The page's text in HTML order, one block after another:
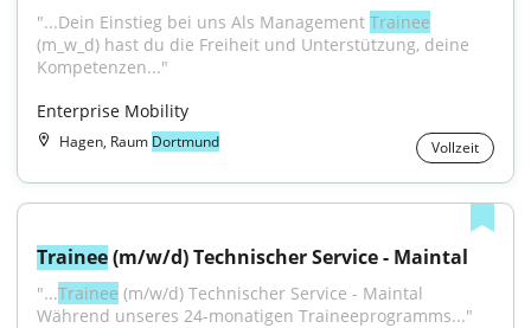
"...Dein Einstieg bei uns Als Management Trainee
(m_w_d) hast du die Freiheit und Unterstützung, deine
Kompetenzen..."
Enterprise Mobility
Hagen, Raum Dortmund Vollzeit
Trainee (m/w/d) Technischer Service - Maintal
"...Trainee (m/w/d) Technischer Service - Maintal
Während unseres 24-monatigen Traineeprogramms..."